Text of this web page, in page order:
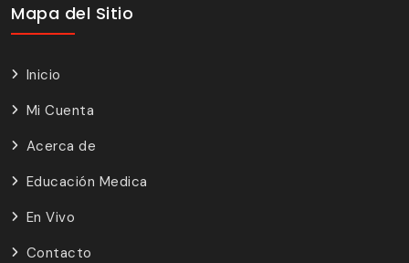
Mapa del Sitio
Inicio
Mi Cuenta
Acerca de
Educación Medica
En Vivo
Contacto